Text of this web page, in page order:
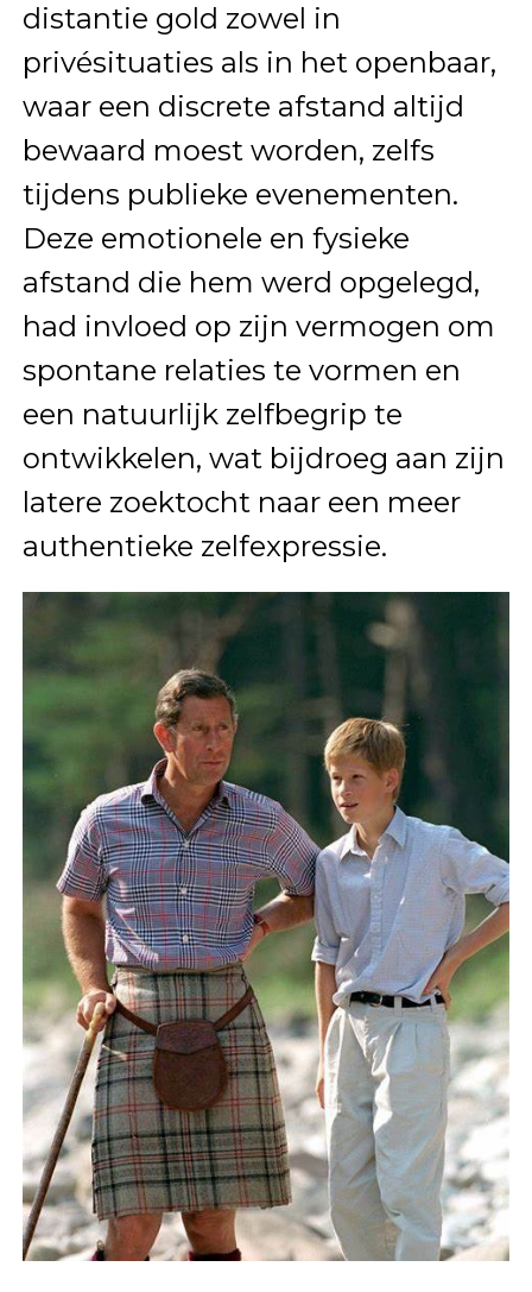
distantie gold zowel in
privésituaties als in het openbaar,
waar een discrete afstand altijd
bewaard moest worden, zelfs
tijdens publieke evenementen.
Deze emotionele en fysieke
afstand die hem werd opgelegd,
had invloed op zijn vermogen om
spontane relaties te vormen en
een natuurlijk zelfbegrip te
ontwikkelen, wat bijdroeg aan zijn
latere zoektocht naar een meer
authentieke zelfexpressie.